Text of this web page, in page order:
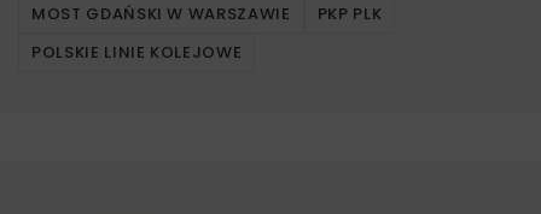
MOST GDAŃSKI W WARSZAWIE
PKP PLK
POLSKIE LINIE KOLEJOWE